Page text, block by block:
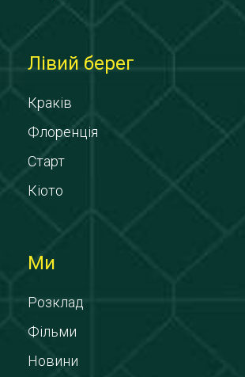
Лівий берег
Краків
Флоренція
Старт
Кіото
Ми
Розклад
Фільми
Новини